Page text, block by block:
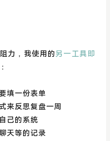
力，我使用的另一工具即
填一份表单
来反思复盘一周
己的系统
天等的记录